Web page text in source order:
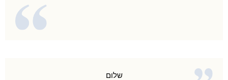
שלום